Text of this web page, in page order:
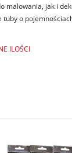
malowania, jak i
tuby o
ILOŚCI